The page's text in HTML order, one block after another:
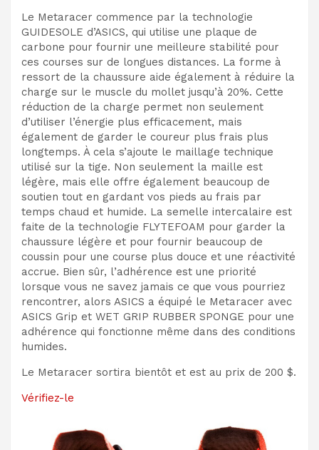
Le Metaracer commence par la technologie
GUIDESOLE d’ASICS, qui utilise une plaque de
carbone pour fournir une meilleure stabilité pour
ces courses sur de longues distances. La forme à
ressort de la chaussure aide également à réduire la
charge sur le muscle du mollet jusqu’à 20%. Cette
réduction de la charge permet non seulement
d’utiliser l’énergie plus efficacement, mais
également de garder le coureur plus frais plus
longtemps. À cela s’ajoute le maillage technique
utilisé sur la tige. Non seulement la maille est
légère, mais elle offre également beaucoup de
soutien tout en gardant vos pieds au frais par
temps chaud et humide. La semelle intercalaire est
faite de la technologie FLYTEFOAM pour garder la
chaussure légère et pour fournir beaucoup de
coussin pour une course plus douce et une réactivité
accrue. Bien sûr, l’adhérence est une priorité
lorsque vous ne savez jamais ce que vous pourriez
rencontrer, alors ASICS a équipé le Metaracer avec
ASICS Grip et WET GRIP RUBBER SPONGE pour une
adhérence qui fonctionne même dans des conditions
humides.
Le Metaracer sortira bientôt et est au prix de 200 $.
Vérifiez-le